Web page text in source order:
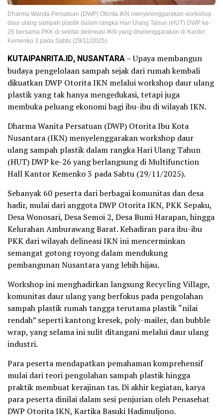
Dharma Wanita Persatuan (DWP) Otorita IKN menyelenggarakan workshop
daur ulang sampah plastik dalam rangka Hari Ulang Tahun (HUT) DWP ke-
26 bersama PKK di sekitar delineasi IKN yang diselenggarakan di Kantor
Kemenko 3 pada Sabtu (29/11/2025).
KUTAIPANRITA.ID, NUSANTARA– Upaya membangun
budaya pengelolaan sampah sejak dari rumah kembali
dikuatkan DWP Otorita IKN melalui workshop daur ulang
plastik yang tak hanya mengedukasi, tetapi juga
membuka peluang ekonomi bagi ibu-ibu di wilayah IKN.
Dharma Wanita Persatuan (DWP) Otorita Ibu Kota
Nusantara (IKN) menyelenggarakan workshop daur
ulang sampah plastik dalam rangka Hari Ulang Tahun
(HUT) DWP ke-26 yang berlangsung di Multifunction
Hall Kantor Kemenko 3 pada Sabtu (29/11/2025).
Sebanyak 60 peserta dari berbagai komunitas dan desa
hadir, mulai dari anggota DWP Otorita IKN, PKK Sepaku,
Desa Wonosari, Desa Semoi 2, Desa Bumi Harapan, hingga
Kelurahan Amburawang Barat. Kehadiran para ibu-ibu
PKK dari wilayah delineasi IKN ini mencerminkan
semangat gotong royong dalam mendukung
pembangunan Nusantara yang lebih hijau.
Workshop ini menghadirkan langsung Recycling Village,
komunitas daur ulang yang berfokus pada pengolahan
sampah plastik rumah tangga terutama plastik “nilai
rendah” seperti kantong kresek, poly-mailer, dan bubble
wrap, yang selama ini sulit ditangani melalui daur ulang
industri.
Para peserta mendapatkan pemahaman komprehensif
mulai dari teori pengolahan sampah plastik hingga
praktik membuat kerajinan tas. Di akhir kegiatan, karya
para peserta dinilai dalam sesi penjurian oleh Penasehat
DWP Otorita IKN, Kartika Basuki Hadimuljono.